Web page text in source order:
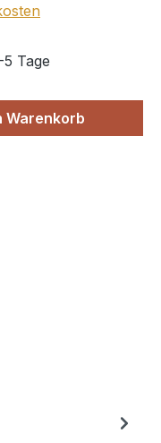
Tage
Warenkorb